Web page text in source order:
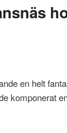
en helt
komponerat